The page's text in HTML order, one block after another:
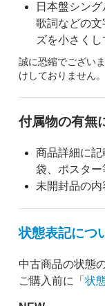
日本盤シン
歌詞などの文
ズを小さくし
誠に恐縮でござい
けしておりません。
付属物の有無
商品詳細に
袋、ポスター
未開封品の内
状態表記につ
中古商品の状態
ご購入前に「 状